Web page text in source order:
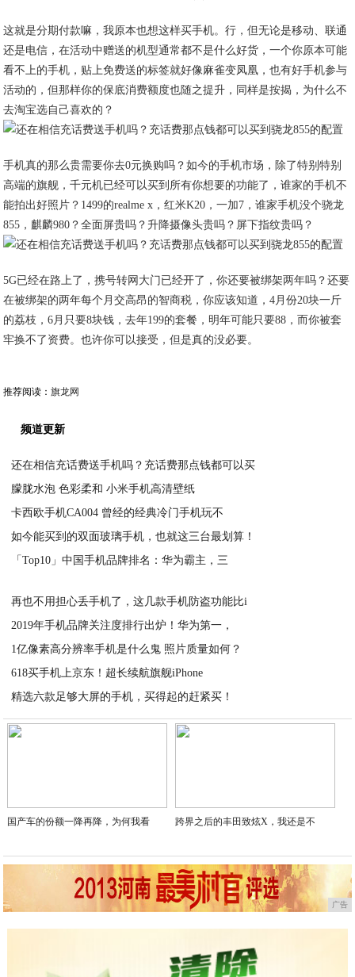
​这就是分期付款嘛，我原本也想这样买手机。行，但无论是移动、联通
还是电信，在活动中赠送的机型通常都不是什么好货，一个你原本可能
看不上的手机，贴上免费送的标签就好像麻雀变凤凰，也有好手机参与
活动的，但那样你的保底消费额度也随之提升，同样是按揭，为什么不
去淘宝选自己喜欢的？
​手机真的那么贵需要你去0元换购吗？如今的手机市场，除了特别特别
高端的旗舰，千元机已经可以买到所有你想要的功能了，谁家的手机不
能拍出好照片？1499的realme x，红米K20，一加7，谁家手机没个骁龙
855，麒麟980？全面屏贵吗？升降摄像头贵吗？屏下指纹贵吗？
​5G已经在路上了，携号转网大门已经开了，你还要被绑架两年吗？还要
在被绑架的两年每个月交高昂的智商税，你应该知道，4月份20块一斤
的荔枝，6月只要8块钱，去年199的套餐，明年可能只要88，而你被套
牢换不了资费。也许你可以接受，但是真的没必要。
推荐阅读：旗龙网
频道更新
还在相信充话费送手机吗？充话费那点钱都可以买
朦胧水泡 色彩柔和 小米手机高清壁纸
卡西欧手机CA004 曾经的经典冷门手机玩不
如今能买到的双面玻璃手机，也就这三台最划算！
「Top10」中国手机品牌排名：华为霸主，三
再也不用担心丢手机了，这几款手机防盗功能比i
2019年手机品牌关注度排行出炉！华为第一，
1亿像素高分辨率手机是什么鬼 照片质量如何？
618买手机上京东！超长续航旗舰iPhone
精选六款足够大屏的手机，买得起的赶紧买！
2020-05-30
国产车的份额一降再降，为何我看 跨界之后的丰田致炫X，我还是不
广告